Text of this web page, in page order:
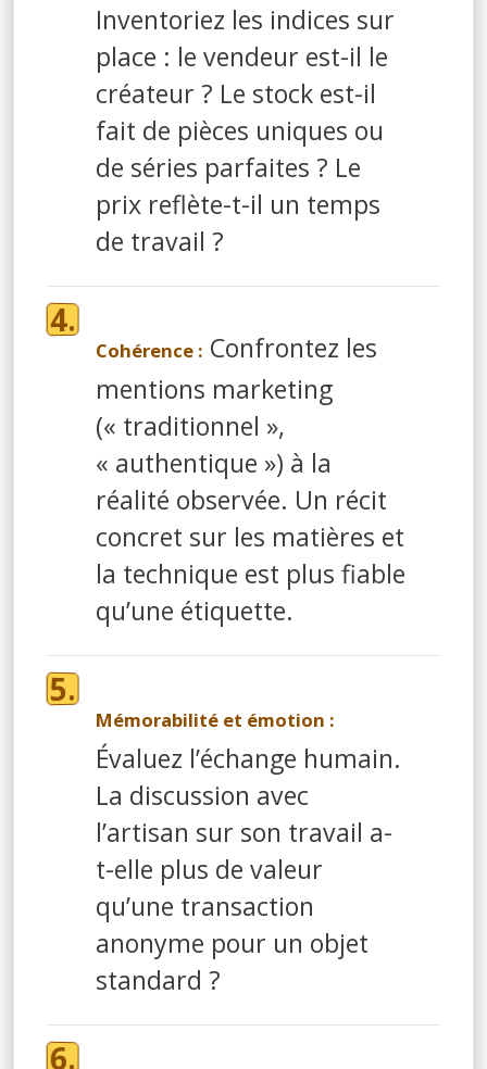
Inventoriez les indices sur
place : le vendeur est-il le
créateur ? Le stock est-il
fait de pièces uniques ou
de séries parfaites ? Le
prix reflète-t-il un temps
de travail ?
Cohérence : Confrontez les
mentions marketing
(« traditionnel »,
« authentique ») à la
réalité observée. Un récit
concret sur les matières et
la technique est plus fiable
qu’une étiquette.
Mémorabilité et émotion :
Évaluez l’échange humain.
La discussion avec
l’artisan sur son travail a-
t-elle plus de valeur
qu’une transaction
anonyme pour un objet
standard ?